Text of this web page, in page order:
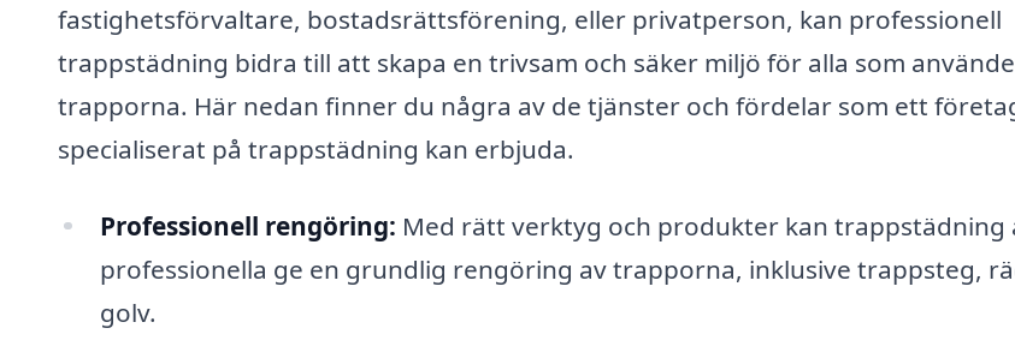
fastighetsförvaltare, bostadsrättsförening, eller privatperson, kan professionell
trappstädning bidra till att skapa en trivsam och säker miljö för alla som
trapporna. Här nedan finner du några av de tjänster och fördelar som ett
specialiserat på trappstädning kan erbjuda.
Professionell rengöring: Med rätt verktyg och produkter kan trappstädning
professionella ge en grundlig rengöring av trapporna, inklusive trappsteg,
golv.